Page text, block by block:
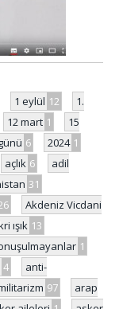
1 eylül 12
1.
12 mart 1
15
6 2024 1
açlık 6
adil
31
Akdeniz Vicdani
ışık 13
1
4
anti-
97
arap